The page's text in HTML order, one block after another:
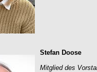
Stefan Doose
Mitglied des